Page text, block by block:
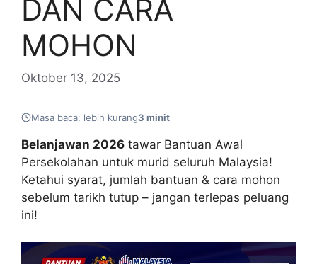
DAN CARA
MOHON
Oktober 13, 2025
Masa baca: lebih kurang3 minit
Belanjawan 2026 tawar Bantuan Awal
Persekolahan untuk murid seluruh Malaysia!
Ketahui syarat, jumlah bantuan & cara mohon
sebelum tarikh tutup – jangan terlepas peluang
ini!